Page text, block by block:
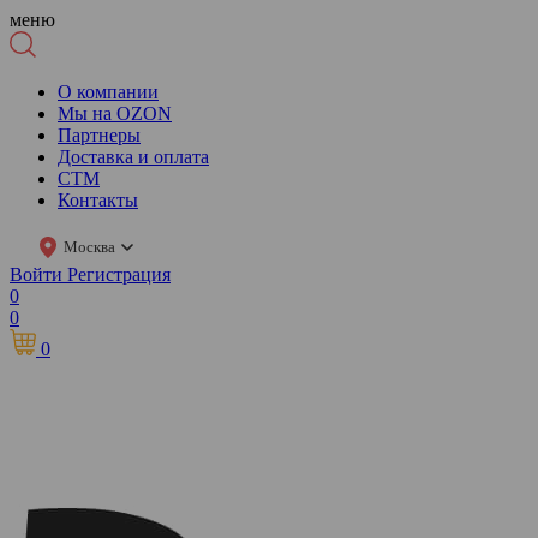
меню
О компании
Мы на OZON
Партнеры
Доставка и оплата
СТМ
Контакты
Москва
Войти Регистрация
0
0
0